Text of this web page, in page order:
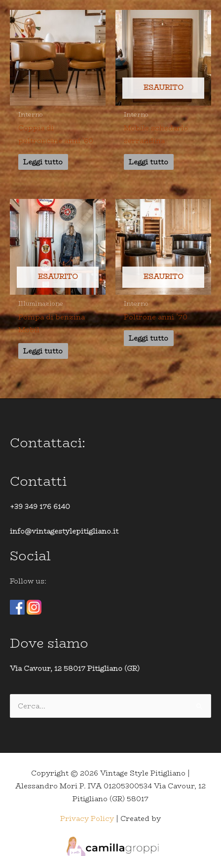
Interno
Coppia di
poltroncine anni ’60
Leggi tutto
ESAURITO
Interno
Mobile schedario
serrandina
Leggi tutto
ESAURITO
Illuminazione
Pompa di benzina
Mobil
Leggi tutto
ESAURITO
Interno
Poltrone anni ’70
Leggi tutto
Contattaci:
Contatti
+39 349 176 6140
info@vintagestylepitigliano.it
Social
Follow us:
Dove siamo
Via Cavour, 12 58017 Pitigliano (GR)
Cerca:
Copyright © 2026 Vintage Style Pitigliano |
Alessandro Mori P. IVA 01205300534 Via Cavour, 12
Pitigliano (GR) 58017
Privacy Policy | Created by